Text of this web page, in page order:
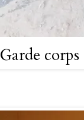
Garde